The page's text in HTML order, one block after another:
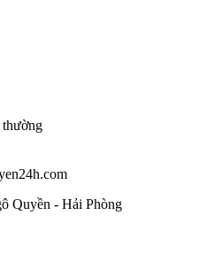
thường
Quyền - Hải Phòng